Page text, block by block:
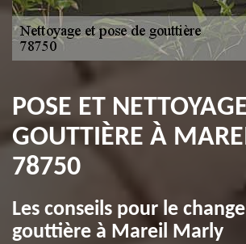
POSE ET
GOUTTIÈRE À
78750
Les conseils pour le
gouttière à Mareil Marly